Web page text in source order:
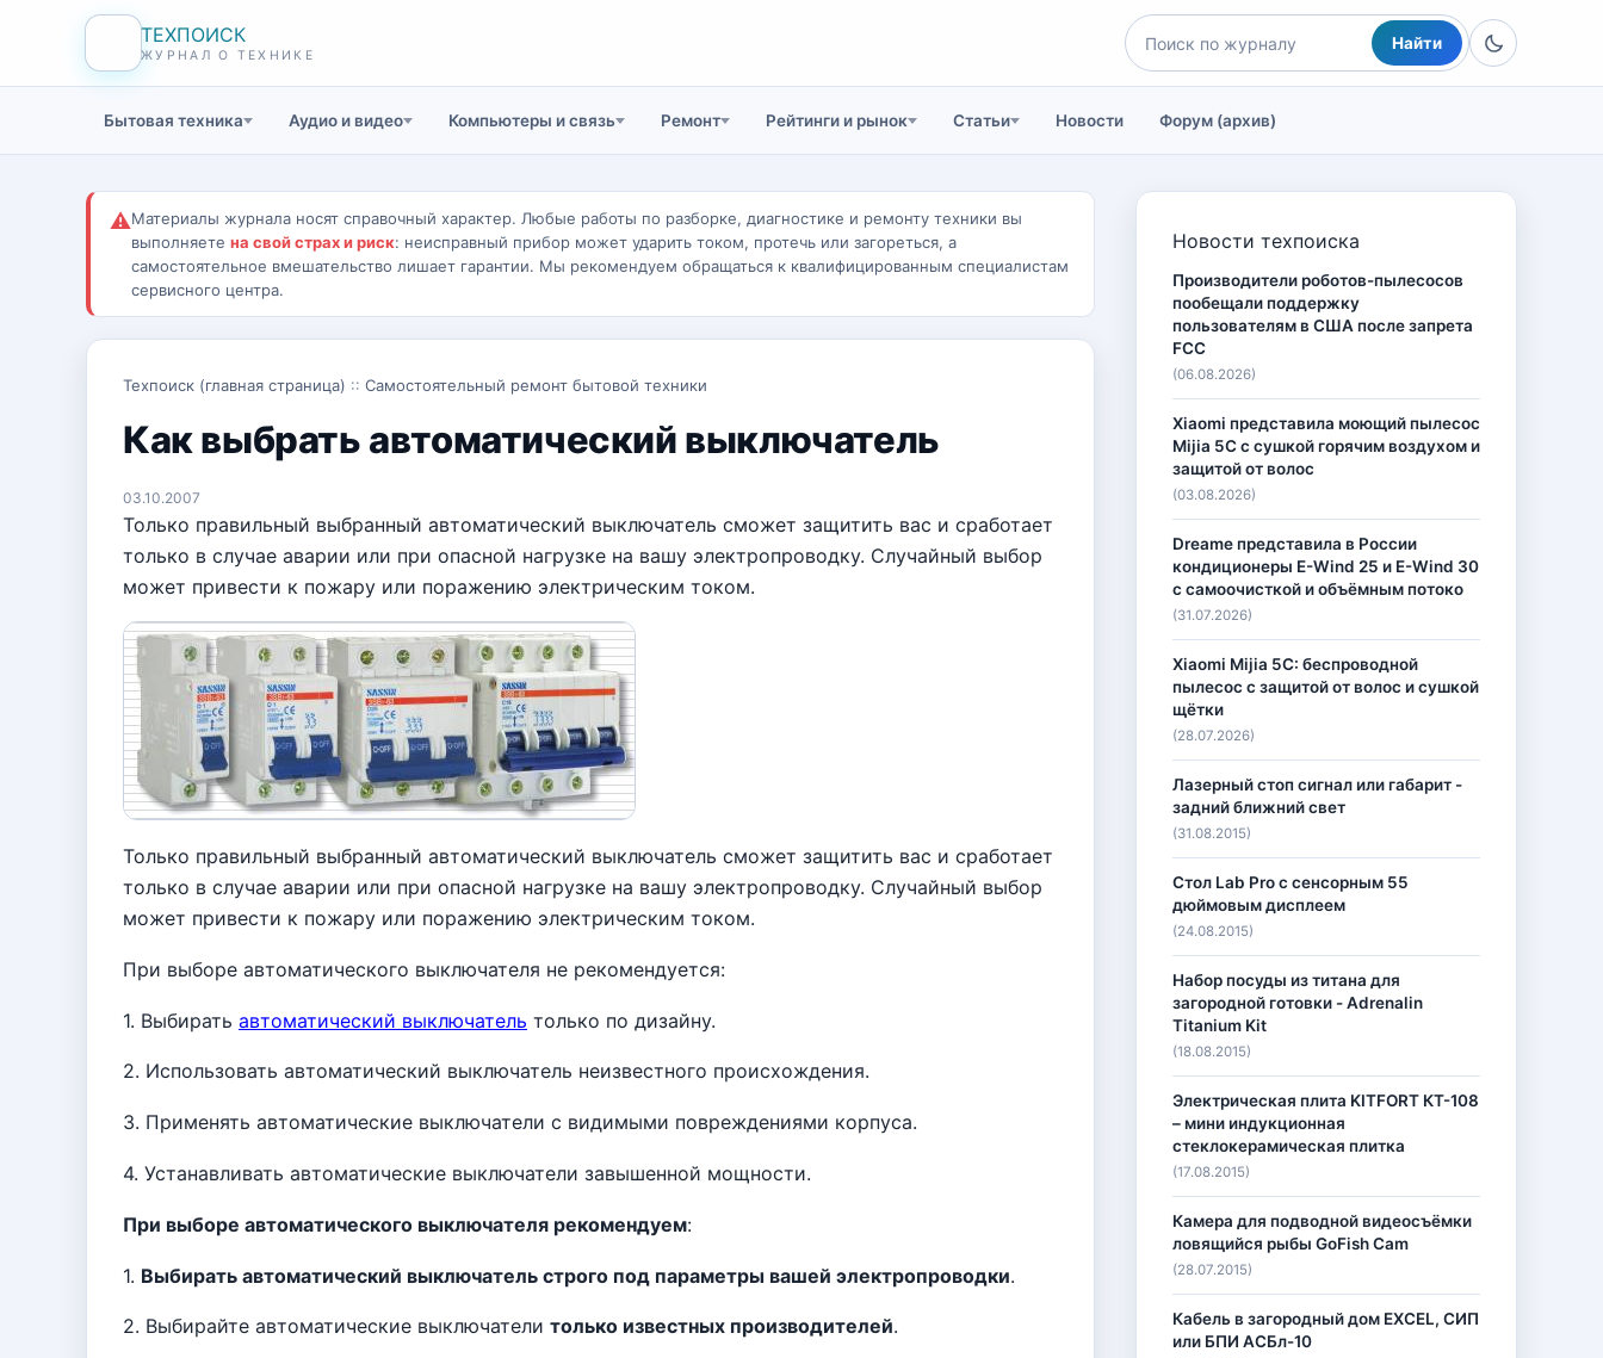
ТЕХПОИСК
ЖУРНАЛ О ТЕХНИКЕ
Найти
Бытовая техника Аудио и видео Компьютеры и связь Ремонт Рейтинги и рынок Статьи Новости Форум (архив)
⚠Материалы журнала носят справочный характер. Любые работы по разборке, диагностике и ремонту техники вы
выполняете на свой страх и риск: неисправный прибор может ударить током, протечь или загореться, а
самостоятельное вмешательство лишает гарантии. Мы рекомендуем обращаться к квалифицированным специалистам
сервисного центра.
Техпоиск (главная страница) :: Самостоятельный ремонт бытовой техники
Как выбрать автоматический выключатель
03.10.2007
Только правильный выбранный автоматический выключатель сможет защитить вас и сработает
только в случае аварии или при опасной нагрузке на вашу электропроводку. Случайный выбор
может привести к пожару или поражению электрическим током.
Только правильный выбранный автоматический выключатель сможет защитить вас и сработает
только в случае аварии или при опасной нагрузке на вашу электропроводку. Случайный выбор
может привести к пожару или поражению электрическим током.
При выборе автоматического выключателя не рекомендуется:
1. Выбирать автоматический выключатель только по дизайну.
2. Использовать автоматический выключатель неизвестного происхождения.
3. Применять автоматические выключатели с видимыми повреждениями корпуса.
4. Устанавливать автоматические выключатели завышенной мощности.
При выборе автоматического выключателя рекомендуем:
1. Выбирать автоматический выключатель строго под параметры вашей электропроводки.
2. Выбирайте автоматические выключатели только известных производителей.
Новости техпоиска
Производители роботов-пылесосов
пообещали поддержку
пользователям в США после запрета
FCC
(06.08.2026)
Xiaomi представила моющий пылесос
Mijia 5C с сушкой горячим воздухом и
защитой от волос
(03.08.2026)
Dreame представила в России
кондиционеры E-Wind 25 и E-Wind 30
с самоочисткой и объёмным потоко
(31.07.2026)
Xiaomi Mijia 5C: беспроводной
пылесос с защитой от волос и сушкой
щётки
(28.07.2026)
Лазерный стоп сигнал или габарит -
задний ближний свет
(31.08.2015)
Стол Lab Pro с сенсорным 55
дюймовым дисплеем
(24.08.2015)
Набор посуды из титана для
загородной готовки - Adrenalin
Titanium Kit
(18.08.2015)
Электрическая плита KITFORT КТ-108
– мини индукционная
стеклокерамическая плитка
(17.08.2015)
Камера для подводной видеосъёмки
ловящийся рыбы GoFish Cam
(28.07.2015)
Кабель в загородный дом EXCEL, СИП
или БПИ АСБл-10